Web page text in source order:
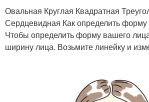
Овальная Круглая Квадратная
Сердцевидная Как определить
Чтобы определить форму вашего
ширину лица. Возьмите линейку и